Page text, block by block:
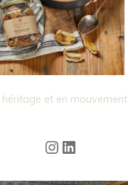
et en mouvement
Instagram
LinkedIn